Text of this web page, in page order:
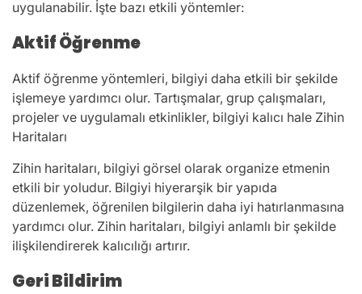
uygulanabilir. İşte bazı etkili yöntemler:
Aktif Öğrenme
Aktif öğrenme yöntemleri, bilgiyi daha etkili bir şekilde
işlemeye yardımcı olur. Tartışmalar, grup çalışmaları,
projeler ve uygulamalı etkinlikler, bilgiyi kalıcı hale Zihin
Haritaları
Zihin haritaları, bilgiyi görsel olarak organize etmenin
etkili bir yoludur. Bilgiyi hiyerarşik bir yapıda
düzenlemek, öğrenilen bilgilerin daha iyi hatırlanmasına
yardımcı olur. Zihin haritaları, bilgiyi anlamlı bir şekilde
ilişkilendirerek kalıcılığı artırır.
Geri Bildirim